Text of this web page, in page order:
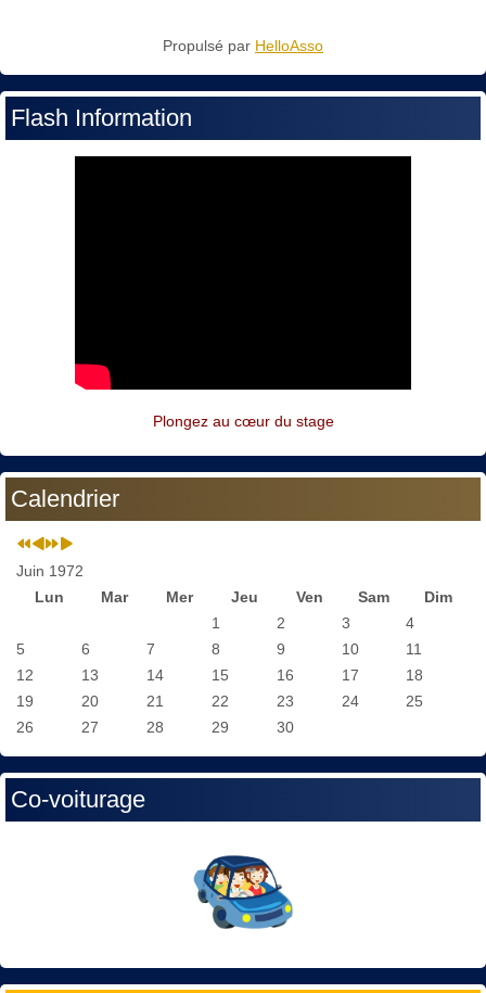
Propulsé par HelloAsso
Flash Information
Plongez au cœur du stage
Calendrier
Juin 1972
Lun
Mar Mer Jeu Ven Sam
Dim
1
2 3
4
5
6 7 8 9 10
11
12
13 14 15 16 17
18
19
20 21 22 23 24
25
26
27 28 29 30
Co-voiturage